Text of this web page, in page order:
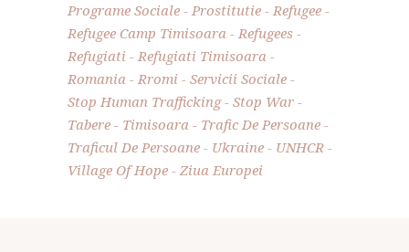
Programe Sociale
Prostitutie
Refugee
Refugee Camp Timisoara
Refugees
Refugiati
Refugiati Timisoara
Romania
Rromi
Servicii Sociale
Stop Human Trafficking
Stop War
Tabere
Timisoara
Trafic De Persoane
Traficul De Persoane
Ukraine
UNHCR
Village Of Hope
Ziua Europei